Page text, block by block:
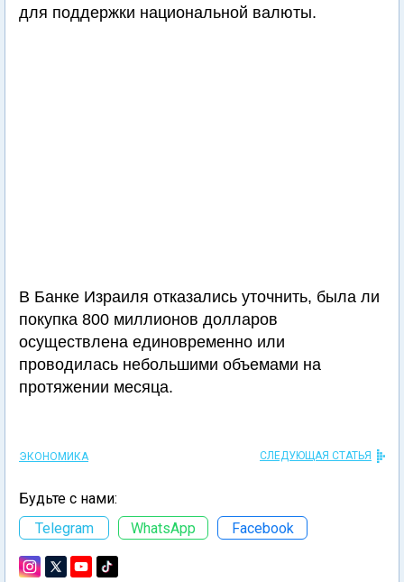
для поддержки национальной валюты.
В Банке Израиля отказались уточнить, была ли
покупка 800 миллионов долларов
осуществлена единовременно или
проводилась небольшими объемами на
протяжении месяца.
ЭКОНОМИКА СЛЕДУЮЩАЯ СТАТЬЯ
Будьте с нами:
Telegram
WhatsApp Facebook